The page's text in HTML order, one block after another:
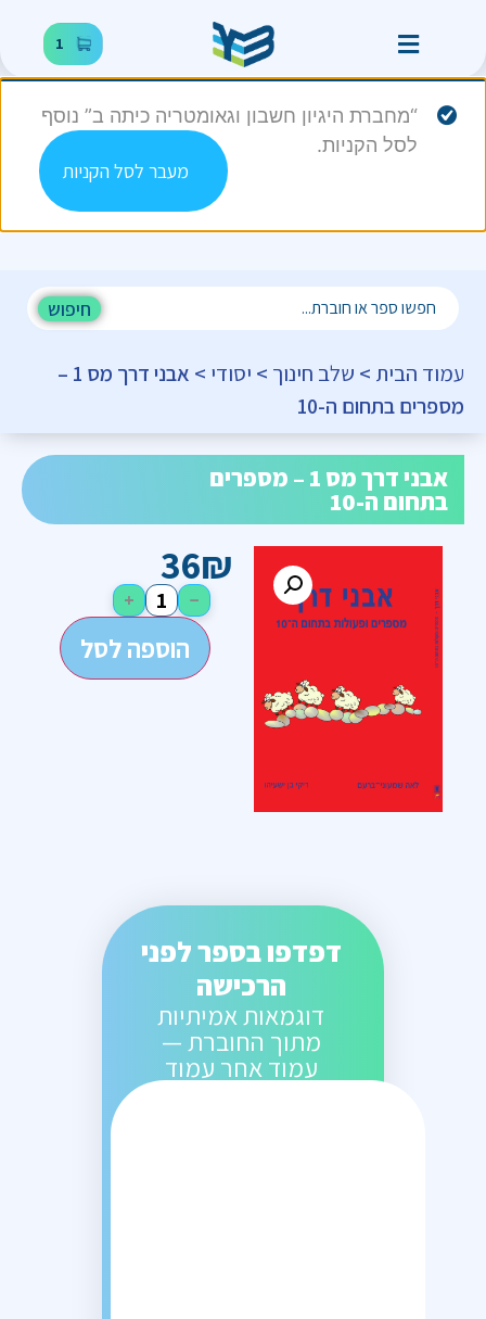
1
“מחברת היגיון חשבון וגאומטריה כיתה ב” נוסף
לסל הקניות.
מעבר לסל הקניות
חיפוש
עמוד הבית > שלב חינוך > יסודי
> אבני דרך מס 1 –
מספרים בתחום ה-10
אבני דרך מס 1 – מספרים
בתחום ה-10
36₪
−
+
הוספה לסל
דפדפו בספר לפני
הרכישה
דוגמאות אמיתיות
מתוך החוברת —
עמוד אחר עמוד